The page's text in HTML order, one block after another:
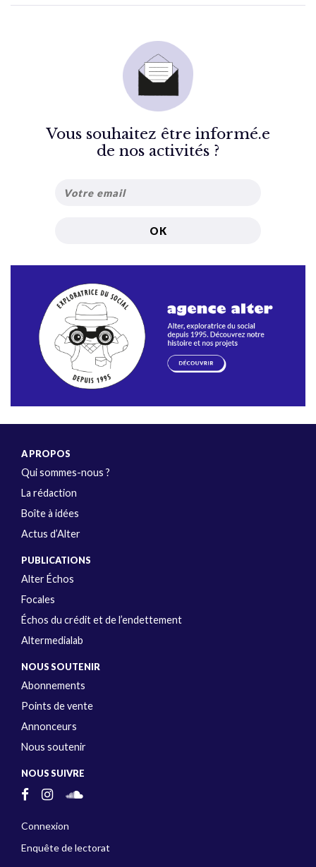
Vous souhaitez être informé.e
de nos activités ?
A PROPOS
Qui sommes-nous ?
La rédaction
Boîte à idées
Actus d’Alter
PUBLICATIONS
Alter Échos
Focales
Échos du crédit et de l’endettement
Altermedialab
NOUS SOUTENIR
Abonnements
Points de vente
Annonceurs
Nous soutenir
NOUS SUIVRE
Connexion
Enquête de lectorat